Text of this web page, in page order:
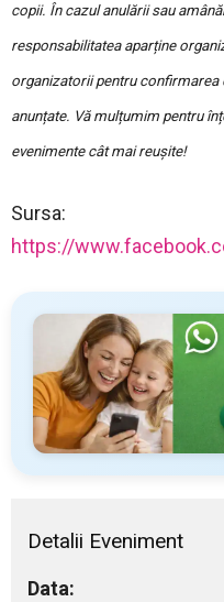
copii. În cazul anulării sau
responsabilitatea aparține
organizatorii pentru
anunțate. Vă mulțumim pentru
evenimente cât mai reușite!
Sursa:
https://
Detalii Eveniment
Data: